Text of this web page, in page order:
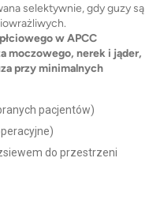
selektywnie, gdy guzy są
w APCC
moczowego, nerek i jąder,
przy minimalnych
pacjentów)
do przestrzeni